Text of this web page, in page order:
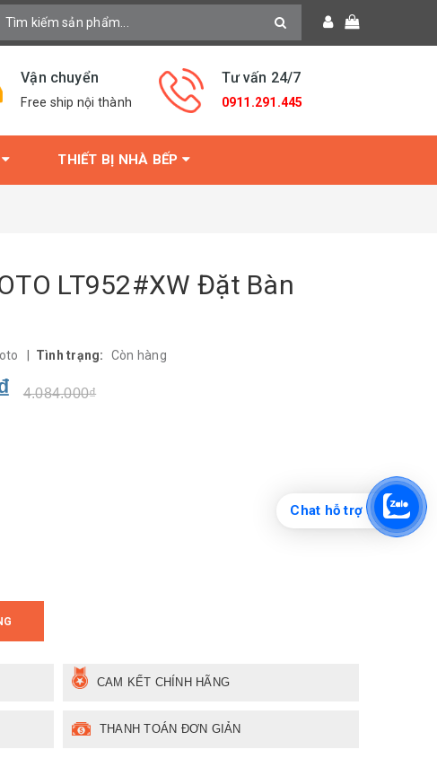
Vận chuyển
Free ship nội thành
Tư vấn 24/7
0911.291.445
THIẾT BỊ NHÀ BẾP
LT952#XW Đặt Bàn
Tình trạng: Còn hàng
4.084.000₫
CAM KẾT CHÍNH HÃNG
THANH TOÁN ĐƠN GIẢN
Chat hỗ trợ